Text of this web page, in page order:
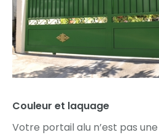
Couleur et laquage
Votre portail alu n’est pas